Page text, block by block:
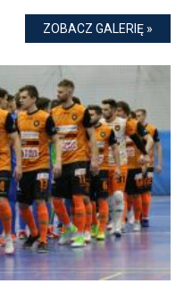
ZOBACZ GALERIĘ »